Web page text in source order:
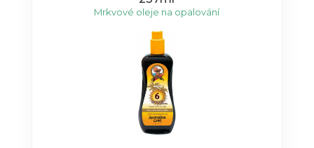
Mrkvové oleje na opalování